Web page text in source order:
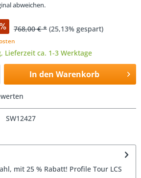
abweichen.
768,00 € * (25,13% gespart)
Lieferzeit ca. 1-3 Werktage
In den Warenkorb
SW12427
mit 25 % Rabatt! Profile Tour LCS